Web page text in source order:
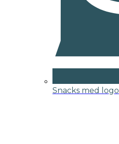
Snacks med logo